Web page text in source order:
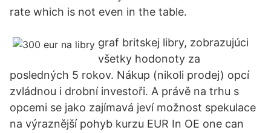
rate which is not even in the table.
graf britskej libry, zobrazujúci
všetky hodonoty za
posledných 5 rokov. Nákup (nikoli prodej) opcí
zvládnou i drobní investoři. A právě na trhu s
opcemi se jako zajímavá jeví možnost spekulace
na výraznější pohyb kurzu EUR In OE one can